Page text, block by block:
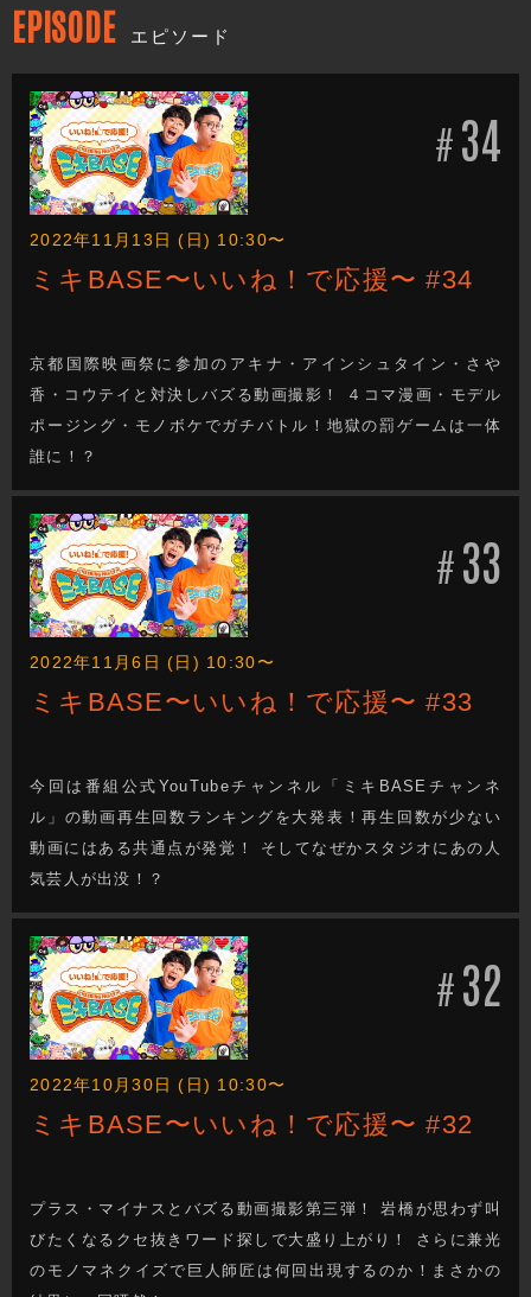
EPISODE エピソード
#34
2022年11月13日 (日) 10:30〜
ミキBASE〜いいね！で応援〜 #34
京都国際映画祭に参加のアキナ・アインシュタイン・さや
香・コウテイと対決しバズる動画撮影！ ４コマ漫画・モデル
ポージング・モノボケでガチバトル！地獄の罰ゲームは一体
誰に！？
#33
2022年11月6日 (日) 10:30〜
ミキBASE〜いいね！で応援〜 #33
今回は番組公式YouTubeチャンネル「ミキBASEチャンネ
ル」の動画再生回数ランキングを大発表！再生回数が少ない
動画にはある共通点が発覚！ そしてなぜかスタジオにあの人
気芸人が出没！？
#32
2022年10月30日 (日) 10:30〜
ミキBASE〜いいね！で応援〜 #32
プラス・マイナスとバズる動画撮影第三弾！ 岩橋が思わず叫
びたくなるクセ抜きワード探しで大盛り上がり！ さらに兼光
のモノマネクイズで巨人師匠は何回出現するのか！まさかの